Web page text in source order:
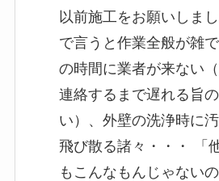
以前施工をお願いしま
で言うと作業全般が雑
の時間に業者が来ない
連絡するまで遅れる旨
い）、外壁の洗浄時に
飛び散る諸々・・・ 「
もこんなもんじゃない